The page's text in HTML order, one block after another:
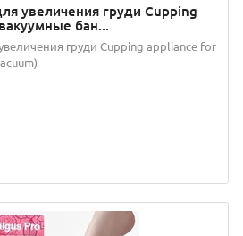
увеличения груди Сupping
бан...
груди Сupping appliance for